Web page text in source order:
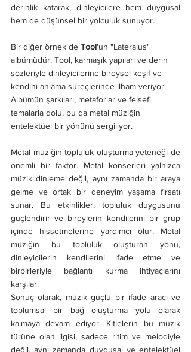
derinlik katarak, dinleyicilere hem duygusal
hem de düşünsel bir yolculuk sunuyor.
Bir diğer örnek de Tool'un "Lateralus"
albümüdür. Tool, karmaşık yapıları ve derin
sözleriyle dinleyicilerine bireysel keşif ve
kendini anlama süreçlerinde ilham veriyor.
Albümün şarkıları, metaforlar ve felsefi
temalarla dolu, bu da metal müziğin
entelektüel bir yönünü sergiliyor.
Metal müziğin topluluk oluşturma yeteneği de
önemli bir faktör. Metal konserleri yalnızca
müzik dinleme değil, aynı zamanda bir araya
gelme ve ortak bir deneyim yaşama fırsatı
sunar. Bu etkinlikler, topluluk duygusunu
güçlendirir ve bireylerin kendilerini bir grup
içinde hissetmelerine yardımcı olur. Metal
müziğin bu topluluk oluşturan yönü,
dinleyicilerin kendilerini ifade etme ve
birbirleriyle bağlantı kurma ihtiyaçlarını
karşılar.
Sonuç olarak, müzik güçlü bir ifade aracı ve
toplumsal bir bağ oluşturma yolu olarak
kalmaya devam ediyor. Kitlelerin bu müzik
türüne olan ilgisi, sadece ritim ve melodiyle
değil, aynı zamanda duygusal ve entelektüel